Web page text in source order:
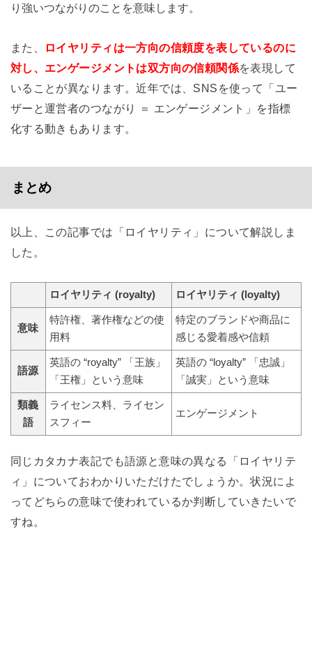
り強いつながりのことを意味します。
また、
ロイヤリティは一方向の信頼度を表しているのに
対し、エンゲージメントは双方向の信頼関係を表現して
いることが異なります。近年では、SNSを使って「ユー
ザーと運営者のつながり ＝ エンゲージメント」を指標
化する動きもあります。
まとめ
以上、この記事では「ロイヤリティ」について解説しま
した。
ロイヤリティ (royalty) ロイヤリティ (loyalty)
意味
特許権、著作権などの使
用料
特定のブランドや商品に
感じる愛着感や信頼
語源
英語の “royalty” 「王族」
「王権」という意味
英語の “loyalty” 「忠誠」
「誠実」という意味
類義
語
ライセンス料、ライセン
スフィー
エンゲージメント
同じカタカナ表記でも語源と意味の異なる「ロイヤリテ
ィ」についておわかりいただけたでしょうか。状況によ
ってどちらの意味で使われているか判断していきたいで
すね。